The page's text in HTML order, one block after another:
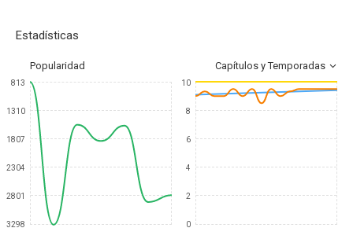
Estadísticas
Popularidad Capítulos y Temporadas
813
1310
1807
2304
2801
3298
10
8
6
4
2
0